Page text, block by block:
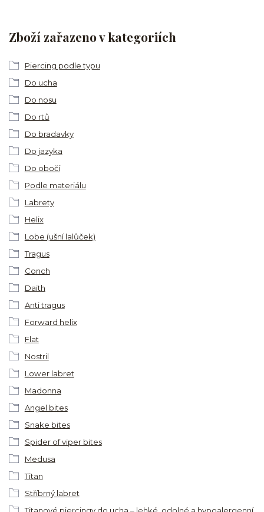
Zboží zařazeno v kategoriích
Piercing podle typu
Do ucha
Do nosu
Do rtů
Do bradavky
Do jazyka
Do obočí
Podle materiálu
Labrety
Helix
Lobe (ušní lalůček)
Tragus
Conch
Daith
Anti tragus
Forward helix
Flat
Nostril
Lower labret
Madonna
Angel bites
Snake bites
Spider of viper bites
Medusa
Titan
Stříbrný labret
Titanové piercingy do ucha – lehké, odolné a hypoalergenní